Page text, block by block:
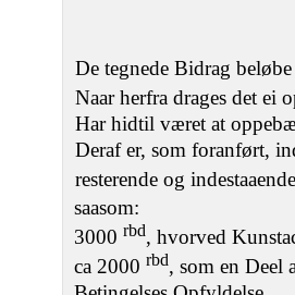
De tegnede Bidrag
Naar herfra drages det ei
Har hidtil været at
Deraf er, som foranført,
resterende og
saasom:
3000 rbd, hvorved
ca 2000 rbd, som en Deel